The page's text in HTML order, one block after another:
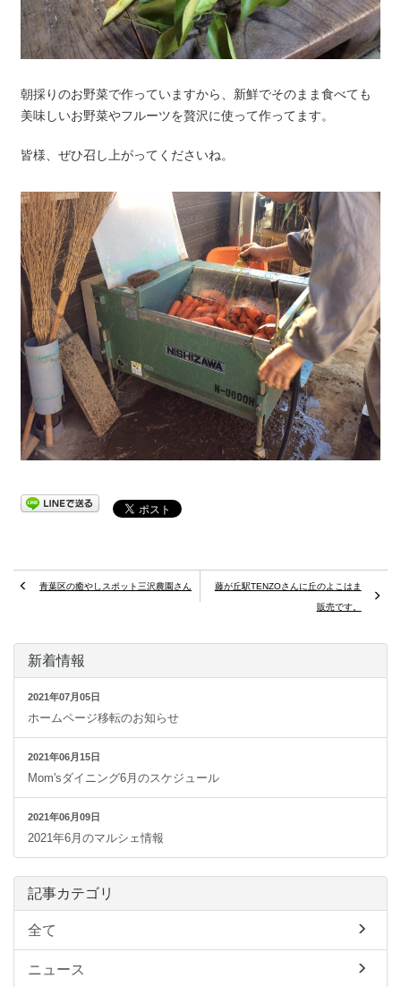
朝採りのお野菜で作っていますから、新鮮でそのまま食べても
美味しいお野菜やフルーツを贅沢に使って作ってます。
皆様、ぜひ召し上がってくださいね。
青葉区の癒やしスポット三沢農園さん 藤が丘駅TENZOさんに丘のよこはま
販売です。
新着情報
2021年07月05日
ホームページ移転のお知らせ
2021年06月15日
Mom'sダイニング6月のスケジュール
2021年06月09日
2021年6月のマルシェ情報
記事カテゴリ
全て
ニュース